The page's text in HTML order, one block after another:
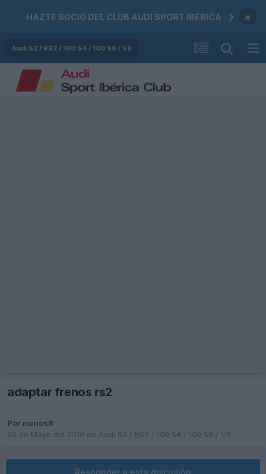
HAZTE SOCIO DEL CLUB AUDI SPORT IBERICA ×
Audi S2 / RS2 / 100 S4 / 100 S6 / V8
adaptar frenos rs2
Por nunos8
20 de Mayo del 2010 en Audi S2 / RS2 / 100 S4 / 100 S6 / V8